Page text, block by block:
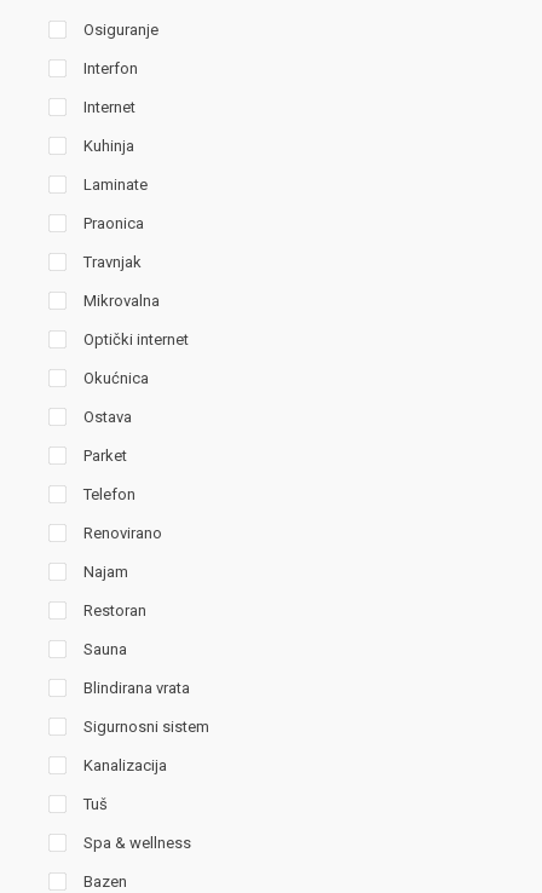
Osiguranje
Interfon
Internet
Kuhinja
Laminate
Praonica
Travnjak
Mikrovalna
Optički internet
Okućnica
Ostava
Parket
Telefon
Renovirano
Najam
Restoran
Sauna
Blindirana vrata
Sigurnosni sistem
Kanalizacija
Tuš
Spa & wellness
Bazen